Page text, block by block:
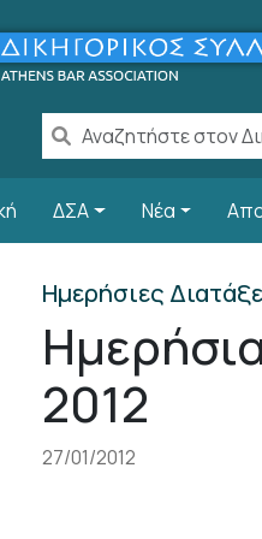
περιεχόμενο
ΔΣΑ Νέα
Ημερήσιες
2012
27/01/2012